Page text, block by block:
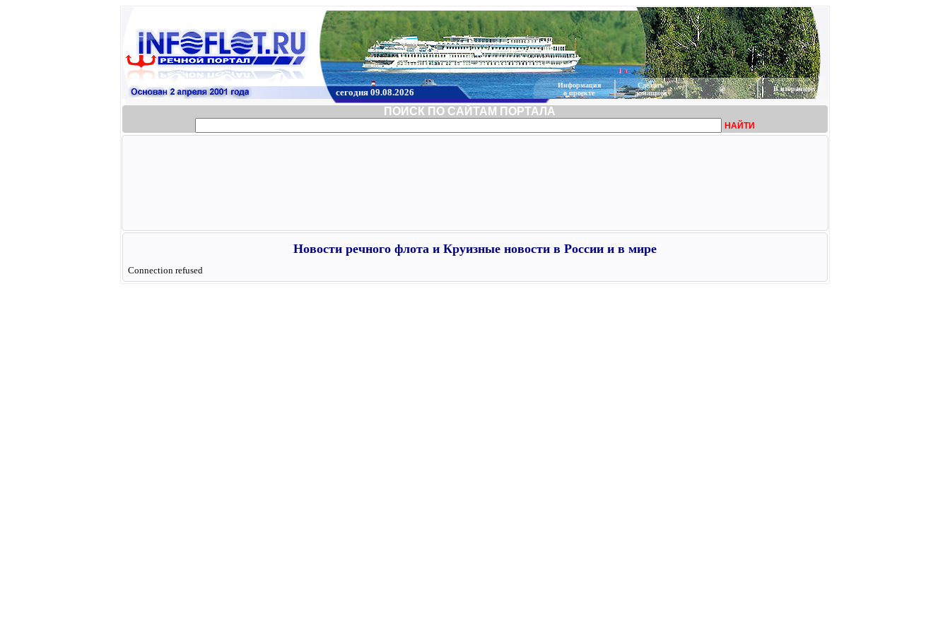
сегодня 09.08.2026
Информация
о проекте
Сделать
домашней
@ В избранное
ПОИСК ПО САЙТАМ ПОРТАЛА
НАЙТИ
Новости речного флота и Круизные новости в России и в мире
Connection refused